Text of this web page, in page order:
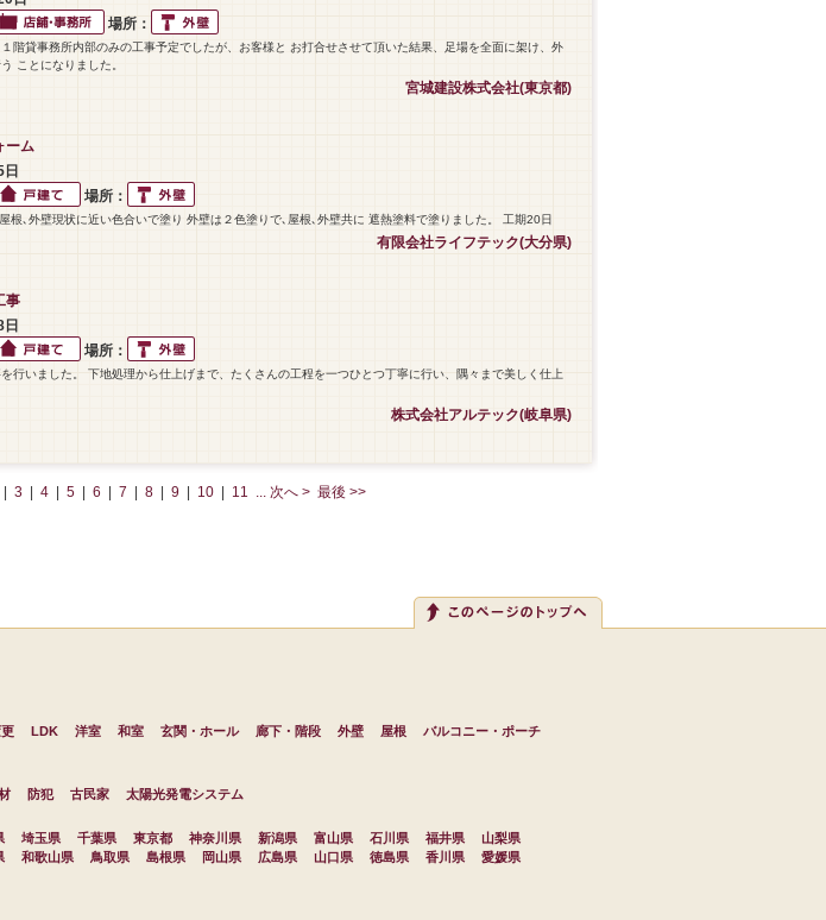
場所：
階貸事務所内部のみの工事予定でしたが、お客様と お打合せさせて頂いた結果、足場を全面に架け、外
ことになりました。
宮城建設株式会社(東京都)
ーム
場所：
根､外壁現状に近い色合いで塗り 外壁は２色塗りで､屋根､外壁共に 遮熱塗料で塗りました。 工期20日
有限会社ライフテック(大分県)
事
場所：
行いました。 下地処理から仕上げまで、たくさんの工程を一つひとつ丁寧に行い、隅々まで美しく仕上
株式会社アルテック(岐阜県)
3 4 5 6 7 8 9 10 11 ... 次へ > 最後 >>
LDK 洋室 和室 玄関・ホール 廊下・階段 外壁 屋根
バルコニー・ポーチ
防犯 古民家
太陽光発電システム
埼玉県 千葉県 東京都 神奈川県 新潟県 富山県 石川県 福井県
山梨県
和歌山県 鳥取県 島根県 岡山県 広島県 山口県 徳島県 香川県
愛媛県